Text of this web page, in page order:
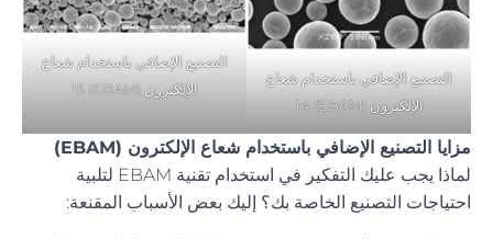
التصنيع الإضافي باستخدام شعاع
الإلكترون (EBAM) 14
التصنيع الإضافي باستخدام شعاع
الإلكترون (EBAM) 15
مزايا التصنيع الإضافي باستخدام شعاع الإلكترون (EBAM)
لماذا يجب عليك التفكير في استخدام تقنية EBAM لتلبية
احتياجات التصنيع الخاصة بك؟ إليك بعض الأسباب المقنعة: